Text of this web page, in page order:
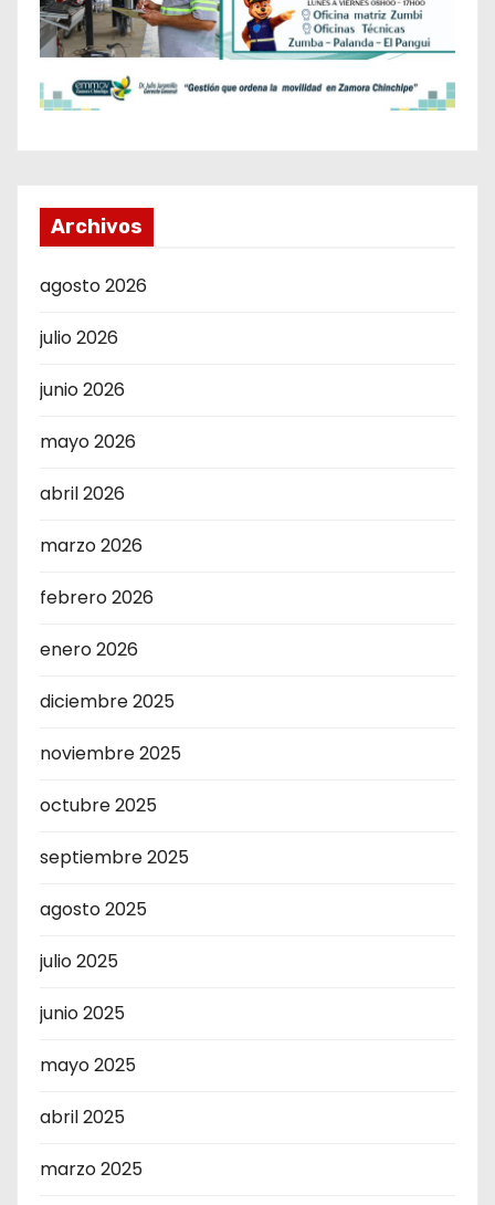
Archivos
agosto 2026
julio 2026
junio 2026
mayo 2026
abril 2026
marzo 2026
febrero 2026
enero 2026
diciembre 2025
noviembre 2025
octubre 2025
septiembre 2025
agosto 2025
julio 2025
junio 2025
mayo 2025
abril 2025
marzo 2025